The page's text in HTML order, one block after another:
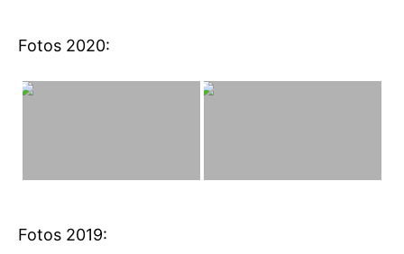
Fotos 2020:
Fotos 2019: